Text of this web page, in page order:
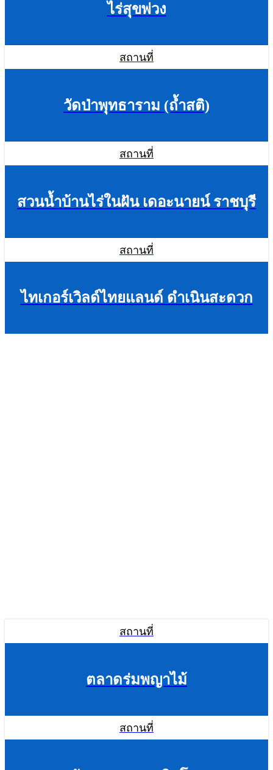
ไร่สุขพ่วง
สถานที่
วัดป่าพุทธาราม (ถ้ำสติ)
สถานที่
สวนน้ำบ้านไร่ในฝัน เดอะนายน์ ราชบุรี
สถานที่
ไทเกอร์เวิลด์ไทยแลนด์ ดำเนินสะดวก
สถานที่
ตลาดร่มพญาไม้
สถานที่